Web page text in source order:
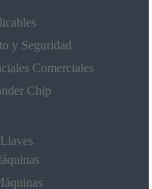
y Seguridad
Comerciales
Chip